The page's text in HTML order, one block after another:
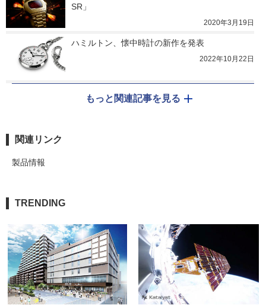
SR」
2020年3月19日
ハミルトン、懐中時計の新作を発表
2022年10月22日
もっと関連記事を見る
関連リンク
製品情報
TRENDING